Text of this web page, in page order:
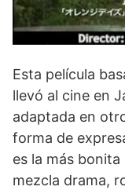
Esta película
llevó al cine en
adaptada en
forma de
es la más bonita
mezcla drama,